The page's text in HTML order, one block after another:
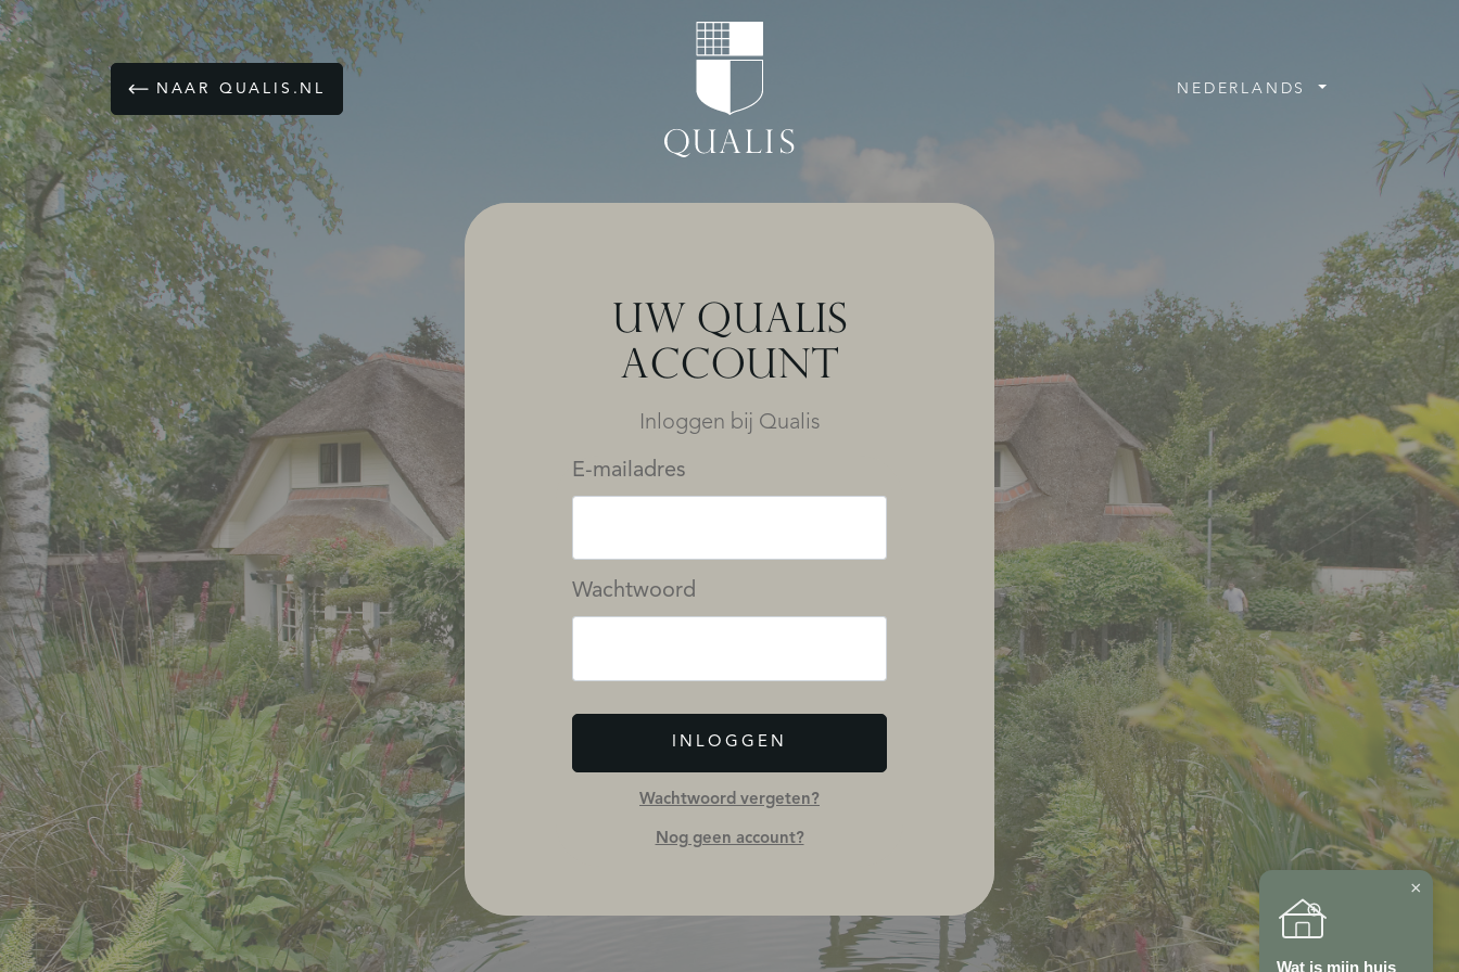
NAAR QUALIS.NL NEDERLANDS
UW QUALIS
ACCOUNT
Inloggen bij Qualis
E-mailadres
Wachtwoord
INLOGGEN
Wachtwoord vergeten?
Nog geen account?
×
Wat is mijn huis